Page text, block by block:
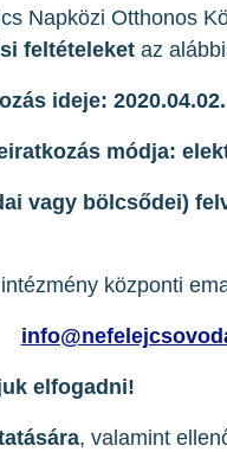
Napközi Otthonos
feltételeket az
ideje:
módja:
vagy bölcsődei)
központi
elfogadni!
, valamint